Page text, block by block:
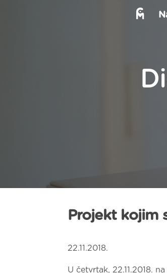
Projekt kojim
22.11.2018.
U četvrtak, 22.11.2018.